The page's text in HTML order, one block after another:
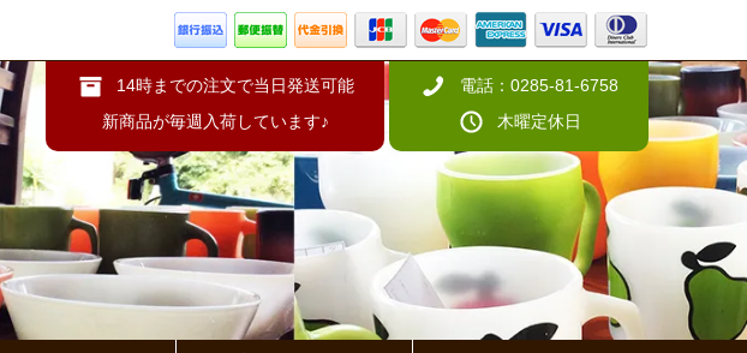
14時までの注文で当日発送可能
新商品が毎週入荷しています♪
電話：0285-81-6758
木曜定休日